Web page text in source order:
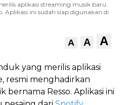
aplikasi streaming musik baru
Aplikasi ini sudah siap digunakan di
A A A
yang merilis aplikasi
resmi menghadirkan
bernama Resso. Aplikasi ini